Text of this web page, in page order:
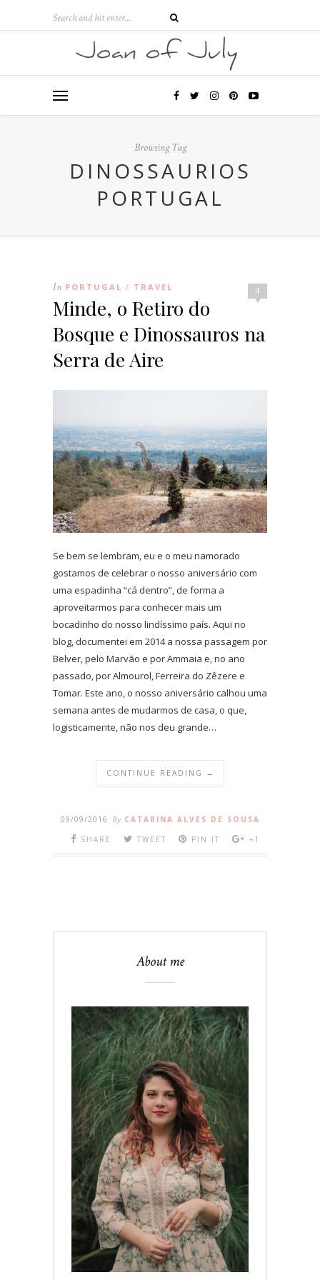
Browsing Tag
DINOSSAURIOS
PORTUGAL
4
In PORTUGAL / TRAVEL
Minde, o Retiro do
Bosque e Dinossauros na
Serra de Aire
Se bem se lembram, eu e o meu namorado
gostamos de celebrar o nosso aniversário com
uma espadinha “cá dentro”, de forma a
aproveitarmos para conhecer mais um
bocadinho do nosso lindíssimo país. Aqui no
blog, documentei em 2014 a nossa passagem por
Belver, pelo Marvão e por Ammaia e, no ano
passado, por Almourol, Ferreira do Zêzere e
Tomar. Este ano, o nosso aniversário calhou uma
semana antes de mudarmos de casa, o que,
logisticamente, não nos deu grande…
CONTINUE READING →
09/09/2016 By CATARINA ALVES DE SOUSA
SHARE
TWEET PIN IT +1
About me